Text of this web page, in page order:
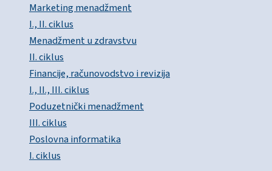
Marketing menadžment
I., II. ciklus
Menadžment u zdravstvu
II. ciklus
Financije, računovodstvo i revizija
I., II., III. ciklus
Poduzetnički menadžment
III. ciklus
Poslovna informatika
I. ciklus